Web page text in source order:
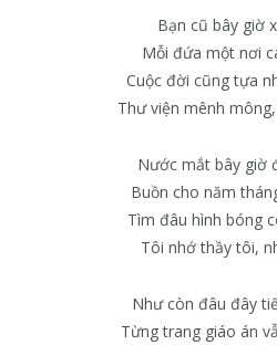
Bạn cũ bây giờ
Mỗi đứa một nơi
Cuộc đời cũng tựa
Thư viện mênh
Nước mắt bây giờ
Buồn cho năm
Tìm đâu hình bóng
Tôi nhớ thầy tôi,
Như còn đâu đây
Từng trang giáo án